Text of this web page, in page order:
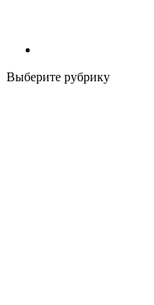
Выберите рубрику